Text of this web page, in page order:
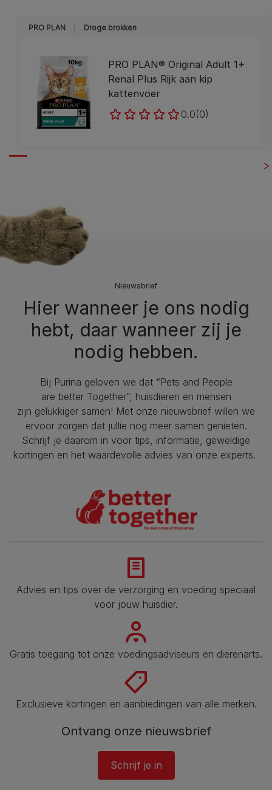
PRO PLAN Droge brokken
PRO PLAN® Original Adult 1+
Renal Plus Rijk aan kip
kattenvoer
0.0(0)
Nieuwsbrief
Hier wanneer je ons nodig
hebt, daar wanneer zij je
nodig hebben.
Bij Purina geloven we dat “Pets and People
are better Together”, huisdieren en mensen
zijn gelukkiger samen! Met onze nieuwsbrief willen we
ervoor zorgen dat jullie nog meer samen genieten.
Schrijf je daarom in voor tips, informatie, geweldige
kortingen en het waardevolle advies van onze experts.
Advies en tips over de verzorging en voeding speciaal
voor jouw huisdier​.
Gratis toegang tot onze voedingsadviseurs en dierenarts​.
Exclusieve kortingen en aanbiedingen van alle merken.
Ontvang onze nieuwsbrief
Schrijf je in